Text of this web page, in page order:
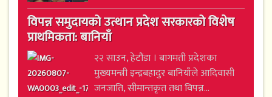
विपन्न समुदायको उत्थान प्रदेश सरकारको विशेष
प्राथमिकता: बानियाँ
२२ साउन, हेटौंडा । बागमती प्रदेशका
मुख्यमन्त्री इन्द्रबहादुर बानियाँले आदिवासी
जनजाति, सीमान्तकृत तथा विपन्न...